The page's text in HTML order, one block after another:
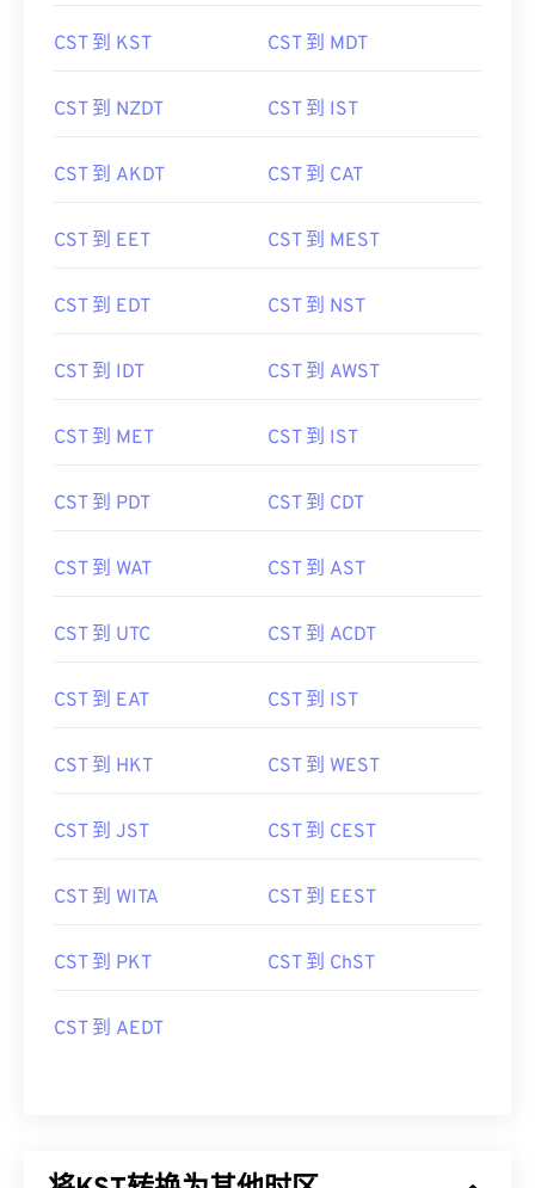
CST 到 KST CST 到 MDT
CST 到 NZDT CST 到 IST
CST 到 AKDT CST 到 CAT
CST 到 EET CST 到 MEST
CST 到 EDT CST 到 NST
CST 到 IDT CST 到 AWST
CST 到 MET CST 到 IST
CST 到 PDT CST 到 CDT
CST 到 WAT CST 到 AST
CST 到 UTC CST 到 ACDT
CST 到 EAT CST 到 IST
CST 到 HKT CST 到 WEST
CST 到 JST CST 到 CEST
CST 到 WITA CST 到 EEST
CST 到 PKT CST 到 ChST
CST 到 AEDT